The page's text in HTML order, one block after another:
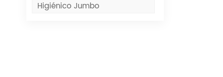
Higiénico Jumbo